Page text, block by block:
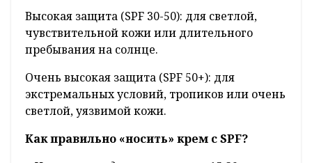
Высокая защита (SPF 30-50): для светлой,
чувствительной кожи или длительного
пребывания на солнце.
Очень высокая защита (SPF 50+): для
экстремальных условий, тропиков или очень
светлой, уязвимой кожи.
Как правильно «носить» крем с SPF?